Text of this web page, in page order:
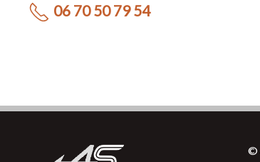
06 70 50 79 54
©